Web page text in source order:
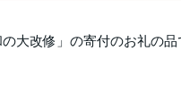
大改修」の寄付のお礼の